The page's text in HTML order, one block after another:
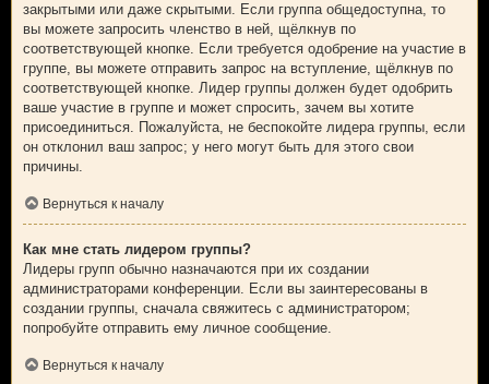
закрытыми или даже скрытыми. Если группа общедоступна, то
вы можете запросить членство в ней, щёлкнув по
соответствующей кнопке. Если требуется одобрение на участие в
группе, вы можете отправить запрос на вступление, щёлкнув по
соответствующей кнопке. Лидер группы должен будет одобрить
ваше участие в группе и может спросить, зачем вы хотите
присоединиться. Пожалуйста, не беспокойте лидера группы, если
он отклонил ваш запрос; у него могут быть для этого свои
причины.
Вернуться к началу
Как мне стать лидером группы?
Лидеры групп обычно назначаются при их создании
администраторами конференции. Если вы заинтересованы в
создании группы, сначала свяжитесь с администратором;
попробуйте отправить ему личное сообщение.
Вернуться к началу